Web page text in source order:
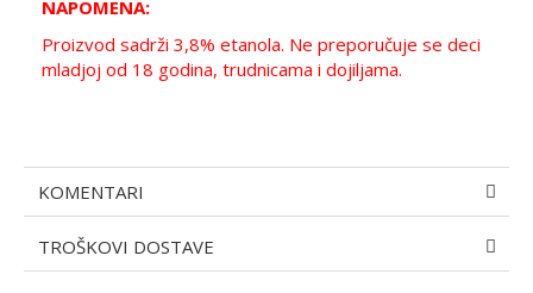
NAPOMENA:
Proizvod sadrži 3,8% etanola. Ne preporučuje se deci
mladjoj od 18 godina, trudnicama i dojiljama.
KOMENTARI
TROŠKOVI DOSTAVE